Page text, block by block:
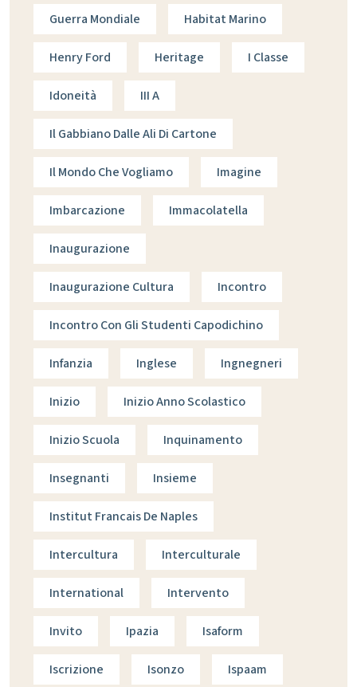
Guerra Mondiale Habitat Marino
Henry Ford Heritage I Classe
Idoneità III A
Il Gabbiano Dalle Ali Di Cartone
Il Mondo Che Vogliamo Imagine
Imbarcazione Immacolatella
Inaugurazione
Inaugurazione Cultura Incontro
Incontro Con Gli Studenti Capodichino
Infanzia Inglese Ingnegneri
Inizio Inizio Anno Scolastico
Inizio Scuola Inquinamento
Insegnanti Insieme
Institut Francais De Naples
Intercultura Interculturale
International Intervento
Invito Ipazia Isaform
Iscrizione Isonzo Ispaam